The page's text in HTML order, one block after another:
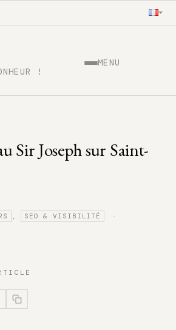
!
MENU
Sir Joseph sur Saint-
, SEO & VISIBILITÉ ·